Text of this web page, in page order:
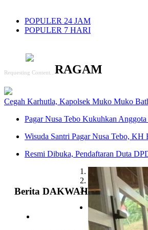
POPULER 24 JAM
POPULER 7 HARI
Requesting Content... RAGAM
Cegah Karhutla, Kapolsek Muko Muko
Pagar Nusa Tebo Kukuhkan
Wisuda Santri Pagar Nusa Tebo,
Resmi Dibuka, Pendaftaran Duta
Berita DAKWAHSungai
BKMT
3